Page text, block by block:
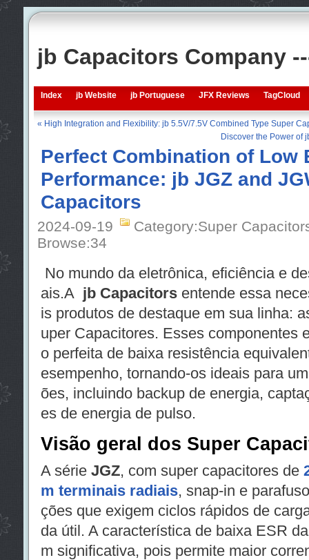
jb Capacitors Company
Index jb Website jb Portuguese JFX Reviews TagCloud
« High Integration and Flexibility: jb 5.5V/7.5V Combined Type Super
Discover the Power of
Perfect Combination of Low
Performance: jb JGZ and
Capacitors
2024-09-19
Category:Super
Browse:34
No mundo da eletrônica, eficiência e
ais.A jb Capacitorsentende essa
is produtos de destaque em sua linha:
uper Capacitores. Esses componentes
o perfeita de baixa resistência
esempenho, tornando-os ideais para
ões, incluindo backup de energia,
es de energia de pulso.
Visão geral dos Super
A série JGZ, com super capacitores de
m terminais radiais, snap-in e
ções que exigem ciclos rápidos de
da útil. A característica de baixa ESR
m significativa, pois permite maior